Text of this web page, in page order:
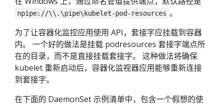
npipe://\\.\pipe\kubelet-pod-resources 。
为了让容器化监控应用使用 API，套接字应挂载到容器
内。 一个好的做法是挂载 podresources 套接字端点所
在的目录，而不是直接挂载套接字。 这种做法将确保
kubelet 重新启动后，容器化监视器应用能够重新连接
到套接字。
在下面的 DaemonSet 示例清单中，包含一个假想的使